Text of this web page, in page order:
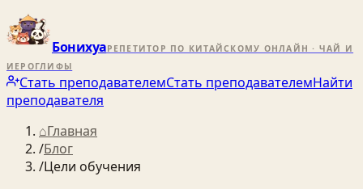
БонихуаРЕПЕТИТОР ПО КИТАЙСКОМУ ОНЛАЙН · ЧАЙ И
ИЕРОГЛИФЫ
Стать преподавателемСтать преподавателемНайти
преподавателя
⌂Главная
/Блог
/Цели обучения